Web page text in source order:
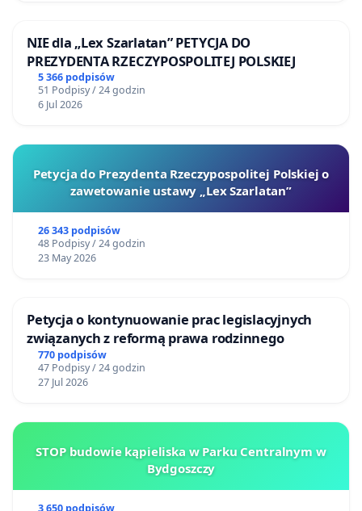
NIE dla „Lex Szarlatan” PETYCJA DO
PREZYDENTA RZECZYPOSPOLITEJ POLSKIEJ
5 366 podpisów
51 Podpisy / 24 godzin
6 Jul 2026
Petycja do Prezydenta Rzeczypospolitej Polskiej o
zawetowanie ustawy „Lex Szarlatan”
26 343 podpisów
48 Podpisy / 24 godzin
23 May 2026
Petycja o kontynuowanie prac legislacyjnych
związanych z reformą prawa rodzinnego
770 podpisów
47 Podpisy / 24 godzin
27 Jul 2026
STOP budowie kąpieliska w Parku Centralnym w
Bydgoszczy